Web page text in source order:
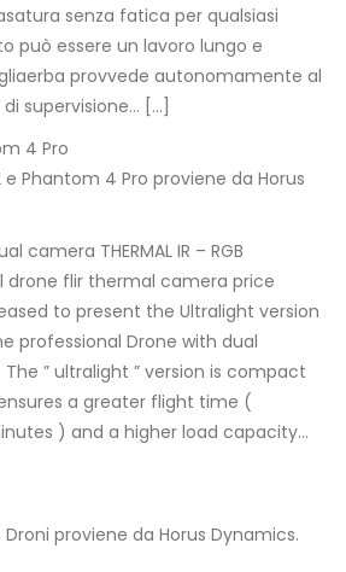
senza fatica per qualsiasi
può essere un lavoro lungo e
provvede autonomamente al
supervisione… […]
4 Pro
e Phantom 4 Pro proviene da Horus
camera THERMAL IR – RGB
drone flir thermal camera price
to present the Ultralight version
professional Drone with dual
” ultralight ” version is compact
a greater flight time (
) and a higher load capacity…
proviene da Horus Dynamics.